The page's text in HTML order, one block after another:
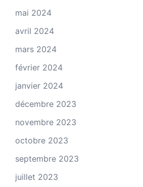
mai 2024
avril 2024
mars 2024
février 2024
janvier 2024
décembre 2023
novembre 2023
octobre 2023
septembre 2023
juillet 2023